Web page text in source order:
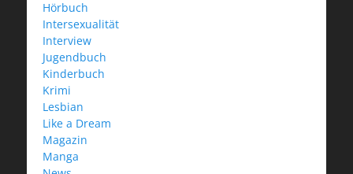
Hörbuch
Intersexualität
Interview
Jugendbuch
Kinderbuch
Krimi
Lesbian
Like a Dream
Magazin
Manga